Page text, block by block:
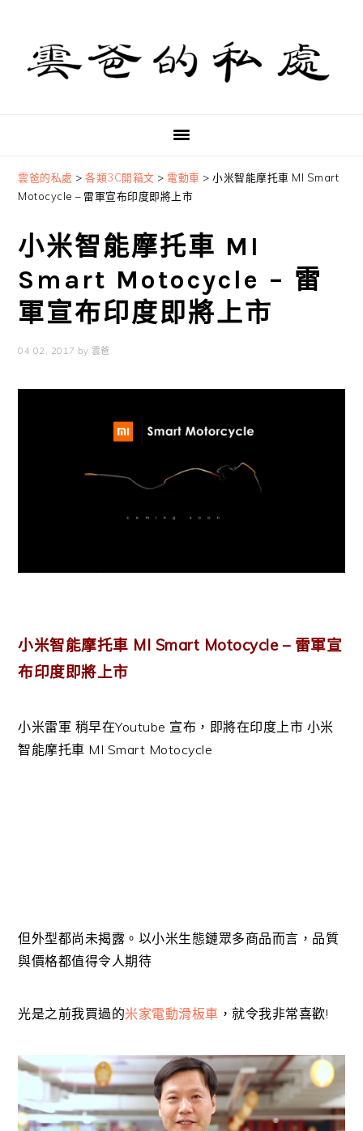
primary
navigation
content
primary
sidebar
雲爸的私處 >各類3C開箱文 > 電動車 >小米智能摩托車 MI Smart
Motocycle – 雷軍宣布印度即將上市
小米智能摩托車 MI
Smart Motocycle – 雷
軍宣布印度即將上市
04 02, 2017 by 雲爸
小米智能摩托車 MI Smart Motocycle – 雷軍宣
布印度即將上市
小米雷軍 稍早在Youtube 宣布，即將在印度上市 小米
智能摩托車 MI Smart Motocycle
但外型都尚未揭露。以小米生態鏈眾多商品而言，品質
與價格都值得令人期待
光是之前我買過的米家電動滑板車 ，就令我非常喜歡!